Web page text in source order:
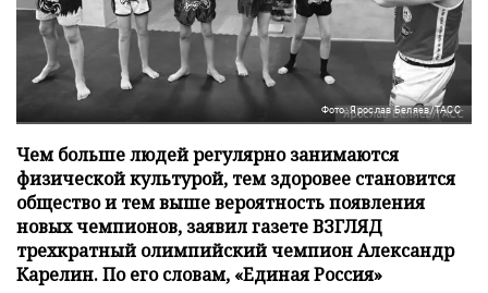
Фото: Ярослав Беляев/ТАСС
Чем больше людей регулярно занимаются
физической культурой, тем здоровее становится
общество и тем выше вероятность появления
новых чемпионов, заявил газете ВЗГЛЯД
трехкратный олимпийский чемпион Александр
Карелин. По его словам, «Единая Россия»